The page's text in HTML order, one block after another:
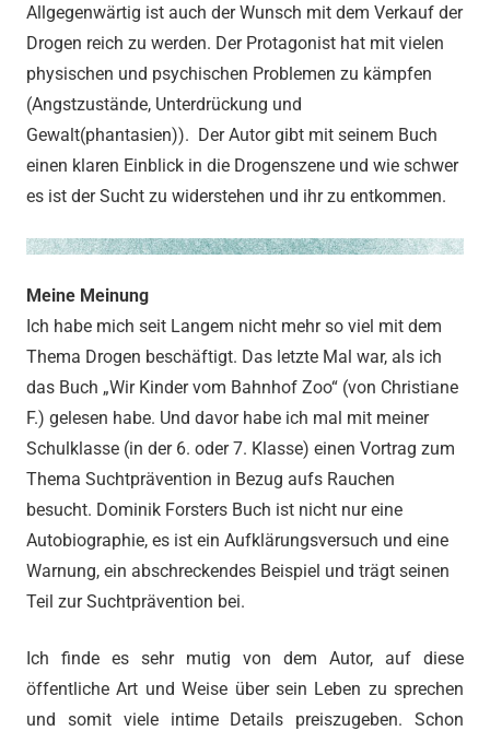
Allgegenwärtig ist auch der Wunsch mit dem Verkauf der
Drogen reich zu werden. Der Protagonist hat mit vielen
physischen und psychischen Problemen zu kämpfen
(Angstzustände, Unterdrückung und
Gewalt(phantasien)). Der Autor gibt mit seinem Buch
einen klaren Einblick in die Drogenszene und wie schwer
es ist der Sucht zu widerstehen und ihr zu entkommen.
Meine Meinung
Ich habe mich seit Langem nicht mehr so viel mit dem
Thema Drogen beschäftigt. Das letzte Mal war, als ich
das Buch „Wir Kinder vom Bahnhof Zoo“ (von Christiane
F.) gelesen habe. Und davor habe ich mal mit meiner
Schulklasse (in der 6. oder 7. Klasse) einen Vortrag zum
Thema Suchtprävention in Bezug aufs Rauchen
besucht. Dominik Forsters Buch ist nicht nur eine
Autobiographie, es ist ein Aufklärungsversuch und eine
Warnung, ein abschreckendes Beispiel und trägt seinen
Teil zur Suchtprävention bei.
Ich finde es sehr mutig von dem Autor, auf diese
öffentliche Art und Weise über sein Leben zu sprechen
und somit viele intime Details preiszugeben. Schon